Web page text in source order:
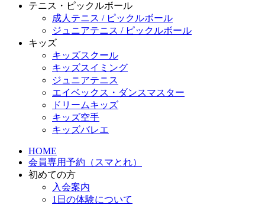
テニス・ピックルボール
成人テニス / ピックルボール
ジュニアテニス / ピックルボール
キッズ
キッズスクール
キッズスイミング
ジュニアテニス
エイベックス・ダンスマスター
ドリームキッズ
キッズ空手
キッズバレエ
HOME
会員専用予約（スマとれ）
初めての方
入会案内
1日の体験について